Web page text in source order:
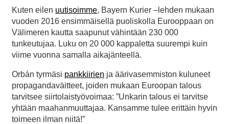
Kuten eilen uutisoimme, Bayern Kurier –lehden mukaan
vuoden 2016 ensimmäisellä puoliskolla Eurooppaan on
Välimeren kautta saapunut vähintään 230 000
tunkeutujaa. Luku on 20 000 kappaletta suurempi kuin
viime vuonna samalla aikajänteellä.
Orbán tyrmäsi pankkiirien ja äärivasemmiston kuluneet
propagandaväitteet, joiden mukaan Euroopan talous
tarvitsee siirtolaistyövoimaa: ”Unkarin talous ei tarvitse
yhtään maahanmuuttajaa. Kansamme tulee erittäin hyvin
toimeen ilman niitä!”